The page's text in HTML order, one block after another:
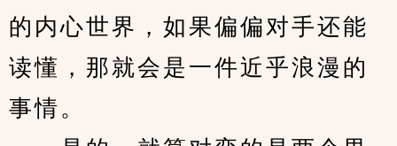
的内心世界，如果偏偏对手还能
读懂，那就会是一件近乎浪漫的
事情。